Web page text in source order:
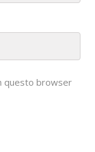
questo browser